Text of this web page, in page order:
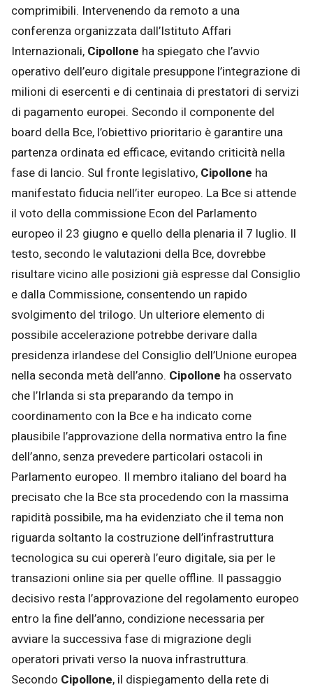
comprimibili. Intervenendo da remoto a una
conferenza organizzata dall’Istituto Affari
Internazionali, Cipollone ha spiegato che l’avvio
operativo dell’euro digitale presuppone l’integrazione di
milioni di esercenti e di centinaia di prestatori di servizi
di pagamento europei. Secondo il componente del
board della Bce, l’obiettivo prioritario è garantire una
partenza ordinata ed efficace, evitando criticità nella
fase di lancio. Sul fronte legislativo, Cipollone ha
manifestato fiducia nell’iter europeo. La Bce si attende
il voto della commissione Econ del Parlamento
europeo il 23 giugno e quello della plenaria il 7 luglio. Il
testo, secondo le valutazioni della Bce, dovrebbe
risultare vicino alle posizioni già espresse dal Consiglio
e dalla Commissione, consentendo un rapido
svolgimento del trilogo. Un ulteriore elemento di
possibile accelerazione potrebbe derivare dalla
presidenza irlandese del Consiglio dell’Unione europea
nella seconda metà dell’anno. Cipollone ha osservato
che l’Irlanda si sta preparando da tempo in
coordinamento con la Bce e ha indicato come
plausibile l’approvazione della normativa entro la fine
dell’anno, senza prevedere particolari ostacoli in
Parlamento europeo. Il membro italiano del board ha
precisato che la Bce sta procedendo con la massima
rapidità possibile, ma ha evidenziato che il tema non
riguarda soltanto la costruzione dell’infrastruttura
tecnologica su cui opererà l’euro digitale, sia per le
transazioni online sia per quelle offline. Il passaggio
decisivo resta l’approvazione del regolamento europeo
entro la fine dell’anno, condizione necessaria per
avviare la successiva fase di migrazione degli
operatori privati verso la nuova infrastruttura.
Secondo Cipollone, il dispiegamento della rete di